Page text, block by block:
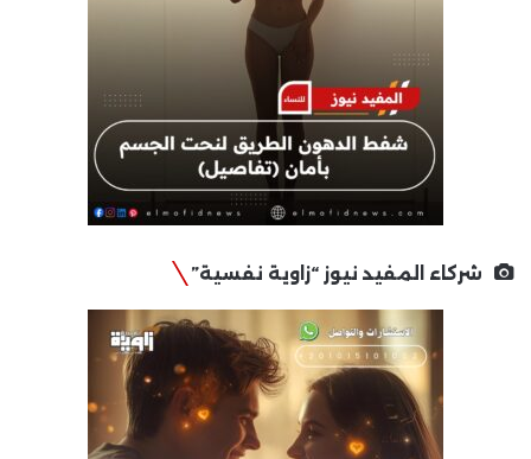
شركاء المفيد نيوز “زاوية نفسية”